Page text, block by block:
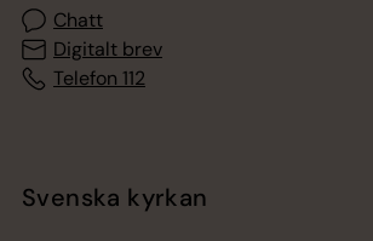
Chatt
Digitalt brev
Telefon 112
Svenska kyrkan